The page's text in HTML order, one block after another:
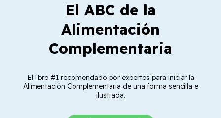
El ABC de la
Alimentación
Complementaria
El libro #1 recomendado por expertos para iniciar la
Alimentación Complementaria de una forma sencilla e
ilustrada.